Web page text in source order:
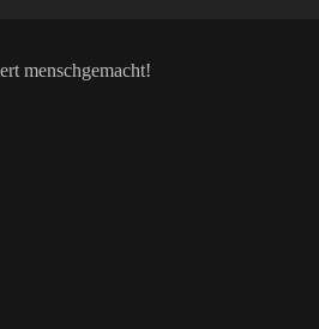
menschgemacht!